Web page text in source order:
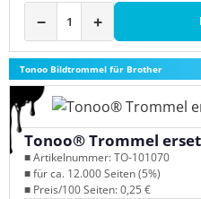
− +
Tonoo Bildtrommel für Brother
Tonoo® Trommel
■ Artikelnummer: TO-101070
■ für ca. 12.000 Seiten (5%)
■ Preis/100 Seiten: 0,25 €